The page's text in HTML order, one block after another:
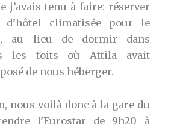
j’avais tenu à faire: réserver
d’hôtel climatisée pour le
au lieu de dormir dans
les toits où Attila avait
de nous héberger.
nous voilà donc à la gare du
l’Eurostar de 9h20 à